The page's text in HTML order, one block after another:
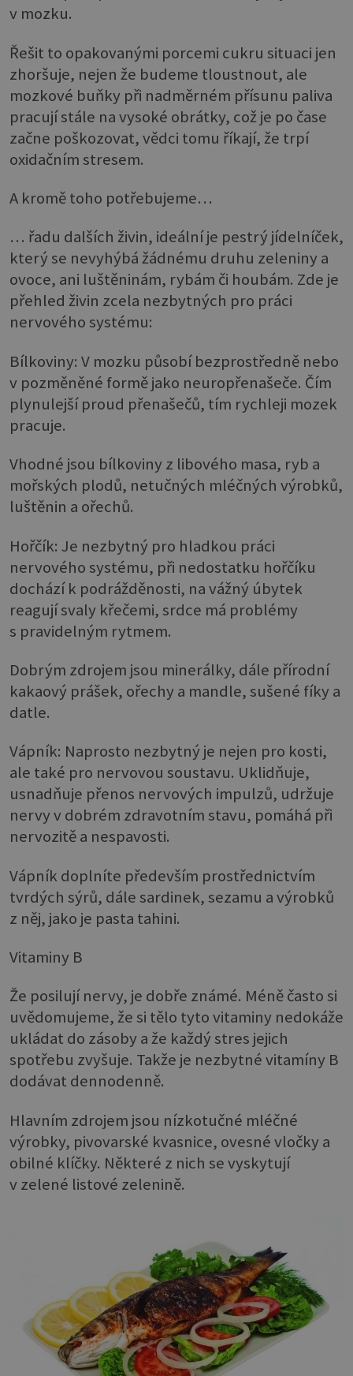
v mozku.
Řešit to opakovanými porcemi cukru situaci jen
zhoršuje, nejen že budeme tloustnout, ale
mozkové buňky při nadměrném přísunu paliva
pracují stále na vysoké obrátky, což je po čase
začne poškozovat, vědci tomu říkají, že trpí
oxidačním stresem.
A kromě toho potřebujeme…
… řadu dalších živin, ideální je pestrý jídelníček,
který se nevyhýbá žádnému druhu zeleniny a
ovoce, ani luštěninám, rybám či houbám. Zde je
přehled živin zcela nezbytných pro práci
nervového systému:
Bílkoviny: V mozku působí bezprostředně nebo
v pozměněné formě jako neuropřenašeče. Čím
plynulejší proud přenašečů, tím rychleji mozek
pracuje.
Vhodné jsou bílkoviny z libového masa, ryb a
mořských plodů, netučných mléčných výrobků,
luštěnin a ořechů.
Hořčík: Je nezbytný pro hladkou práci
nervového systému, při nedostatku hořčíku
dochází k podrážděnosti, na vážný úbytek
reagují svaly křečemi, srdce má problémy
s pravidelným rytmem.
Dobrým zdrojem jsou minerálky, dále přírodní
kakaový prášek, ořechy a mandle, sušené fíky a
datle.
Vápník: Naprosto nezbytný je nejen pro kosti,
ale také pro nervovou soustavu. Uklidňuje,
usnadňuje přenos nervových impulzů, udržuje
nervy v dobrém zdravotním stavu, pomáhá při
nervozitě a nespavosti.
Vápník doplníte především prostřednictvím
tvrdých sýrů, dále sardinek, sezamu a výrobků
z něj, jako je pasta tahini.
Vitaminy B
Že posilují nervy, je dobře známé. Méně často si
uvědomujeme, že si tělo tyto vitaminy nedokáže
ukládat do zásoby a že každý stres jejich
spotřebu zvyšuje. Takže je nezbytné vitamíny B
dodávat dennodenně.
Hlavním zdrojem jsou nízkotučné mléčné
výrobky, pivovarské kvasnice, ovesné vločky a
obilné klíčky. Některé z nich se vyskytují
v zelené listové zelenině.